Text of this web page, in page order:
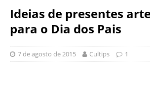
Ideias de presentes
para o Dia dos Pais
7 de agosto de 2015 Cultips 1